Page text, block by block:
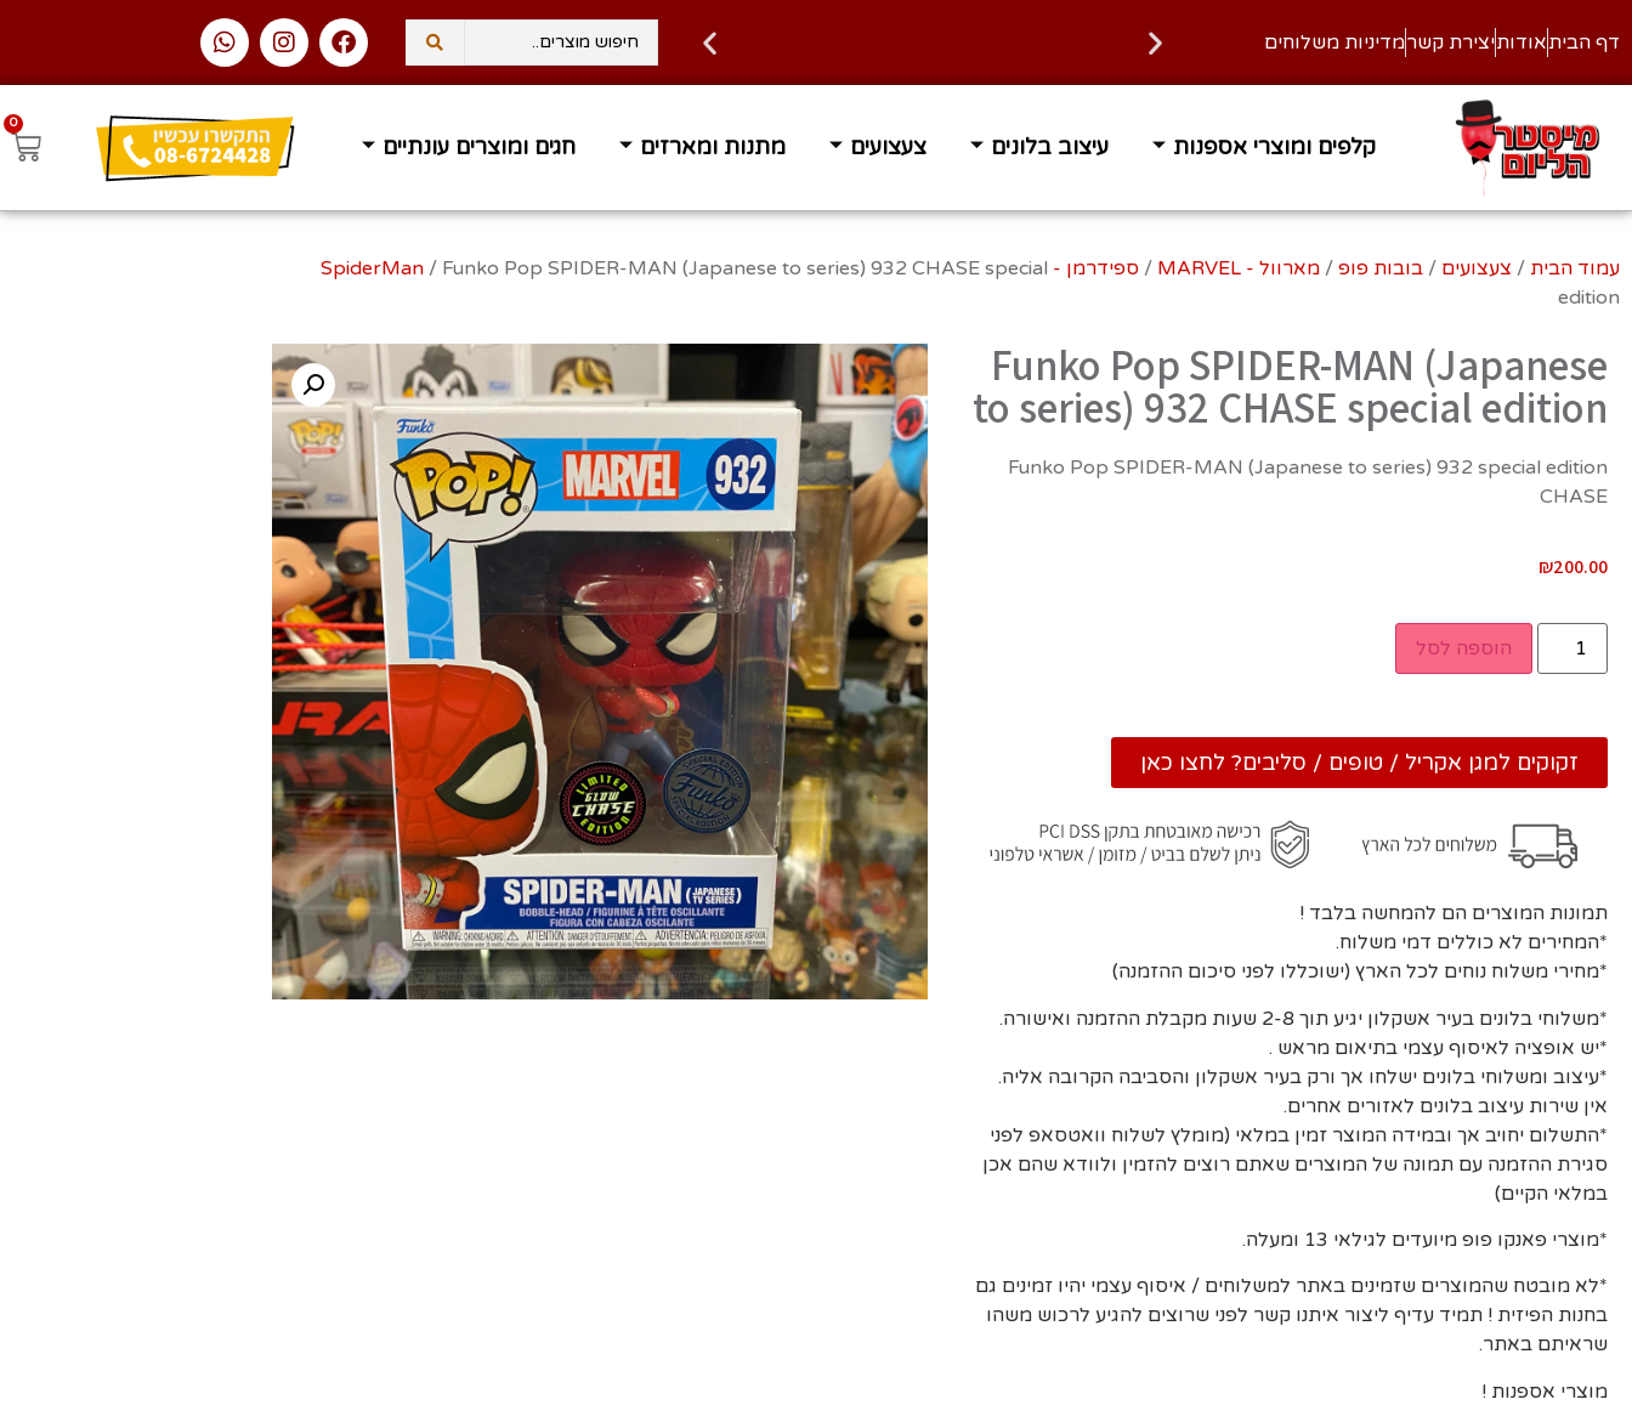
דף הביתאודותיצירת קשרמדיניות משלוחים
זמן אספקה 1-3 ימי עסקים משלוח עד הבית בחינם ברכישה מעל 400 ₪ זמן אספקה 1-3 ימי עסקים משלוח עד קלפים ומוצרי אספנות עיצוב בלונים צעצועים מתנות ומארזים חגים ומוצרים עונתיים
0
עמוד הבית / צעצועים / בובות פופ / מארוול - MARVEL / ספידרמן - SpiderMan / Funko Pop SPIDER-MAN (Japanese to series) 932 CHASE special
edition
Funko Pop SPIDER-MAN (Japanese
to series) 932 CHASE special edition
Funko Pop SPIDER-MAN (Japanese to series) 932 special edition
CHASE
₪200.00
הוספה לסל
זקוקים למגן אקריל / טופים / סליבים? לחצו כאן
תמונות המוצרים הם להמחשה בלבד !
*המחירים לא כוללים דמי משלוח.
*מחירי משלוח נוחים לכל הארץ (ישוכללו לפני סיכום ההזמנה)
*משלוחי בלונים בעיר אשקלון יגיע תוך 2-8 שעות מקבלת ההזמנה ואישורה.
*יש אופציה לאיסוף עצמי בתיאום מראש .
*עיצוב ומשלוחי בלונים ישלחו אך ורק בעיר אשקלון והסביבה הקרובה אליה.
אין שירות עיצוב בלונים לאזורים אחרים.
*התשלום יחויב אך ובמידה המוצר זמין במלאי (מומלץ לשלוח וואטסאפ לפני
סגירת ההזמנה עם תמונה של המוצרים שאתם רוצים להזמין ולוודא שהם אכן
במלאי הקיים)
*מוצרי פאנקו פופ מיועדים לגילאי 13 ומעלה.
*לא מובטח שהמוצרים שזמינים באתר למשלוחים / איסוף עצמי יהיו זמינים גם
בחנות הפיזית ! תמיד עדיף ליצור איתנו קשר לפני שרוצים להגיע לרכוש משהו
שראיתם באתר.
מוצרי אספנות !